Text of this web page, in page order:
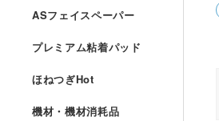
ASフェイスペーパー
プレミアム粘着パッド
ほねつぎHot
機材・機材消耗品